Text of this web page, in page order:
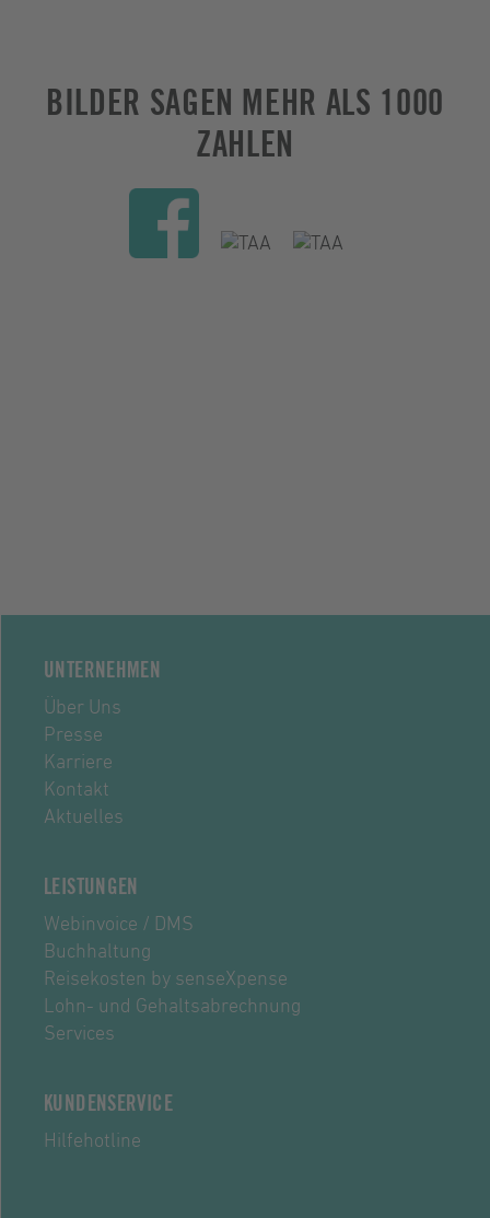
BILDER SAGEN MEHR ALS 1000
ZAHLEN
UNTERNEHMEN
Über Uns
Presse
Karriere
Kontakt
Aktuelles
LEISTUNGEN
Webinvoice / DMS
Buchhaltung
Reisekosten by senseXpense
Lohn- und Gehaltsabrechnung
Services
KUNDENSERVICE
Hilfehotline